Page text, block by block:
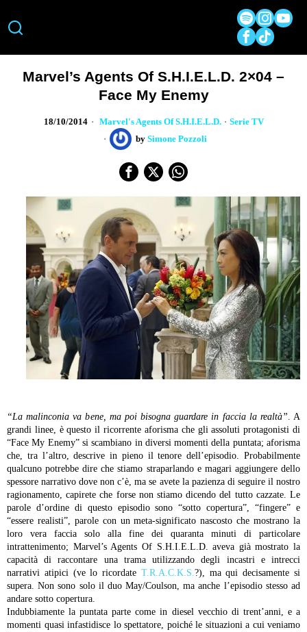
Marvel’s Agents Of S.H.I.E.L.D. 2×04 –
Face My Enemy
18/10/2014 Marvel's Agents Of S.H.I.E.L.D. · Serie TV
by Simone Pozzoli
“La malinconia va bene, ma poi bisogna guardare in faccia la realtà”. A
grandi linee, è questo il ricorrente aforisma che gli assoluti protagonisti di
“Face My Enemy” si scambiano in diversi momenti della puntata; aforisma
che, tra l’altro, descrive in pieno il tenore dell’episodio. Probabilmente
qualcuno potrebbe dire che stiamo straparlando e magari aggiungere dello
spessore narrativo dove non c’è, ma se avete la pazienza di seguire il nostro
ragionamento, capirete che forse non stiamo dicendo del tutto cazzate. Le
parole d’ordine di questo episodio sono “sotto copertura”, “fingere” e
“essere realisti”, parole con un meta-significato nascosto che mostrano la
loro vera faccia solo alla fine dei quaranta minuti di particolare
intrattenimento; Marvel’s Agents Of S.H.I.E.L.D. aveva già mostrato la
capacità di raccontare una trama utilizzando degli incastri e intrecci
narrativi atipici (ve lo ricordate T.R.A.C.K.S.?), ma qui decisamente si
supera. Non sono solo il duo May/Coulson, ma anche l’episodio stesso ad
andare sotto copertura.
Indubbiamente la puntata parte come in diesel vecchio di trent’anni, e a
momenti quasi infastidisce lo spettatore, poiché le situazioni a cui veniamo